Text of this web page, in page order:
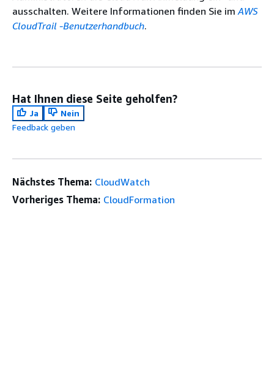
ausschalten. Weitere Informationen finden Sie imAWS
CloudTrail -Benutzerhandbuch.
Hat Ihnen diese Seite geholfen?
Ja
Nein
Feedback geben
Nächstes Thema: CloudWatch
Vorheriges Thema: CloudFormation